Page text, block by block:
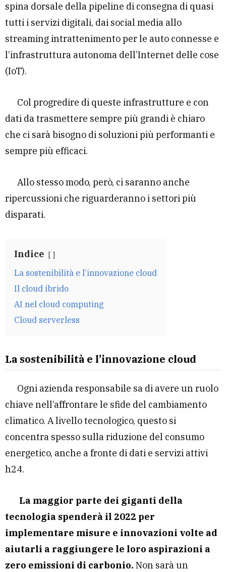
spina dorsale della pipeline di consegna di quasi
tutti i servizi digitali, dai social media allo
streaming intrattenimento per le auto connesse e
l’infrastruttura autonoma dell’Internet delle cose
(IoT).
Col progredire di queste infrastrutture e con
dati da trasmettere sempre più grandi è chiaro
che ci sarà bisogno di soluzioni più performanti e
sempre più efficaci.
Allo stesso modo, però, ci saranno anche
ripercussioni che riguarderanno i settori più
disparati.
Indice
La sostenibilità e l’innovazione cloud
Il cloud ibrido
AI nel cloud computing
Cloud serverless
La sostenibilità e l’innovazione cloud
Ogni azienda responsabile sa di avere un ruolo
chiave nell’affrontare le sfide del cambiamento
climatico. A livello tecnologico, questo si
concentra spesso sulla riduzione del consumo
energetico, anche a fronte di dati e servizi attivi
h24.
La maggior parte dei giganti della
tecnologia spenderà il 2022 per
implementare misure e innovazioni volte ad
aiutarli a raggiungere le loro aspirazioni a
zero emissioni di carbonio. Non sarà un